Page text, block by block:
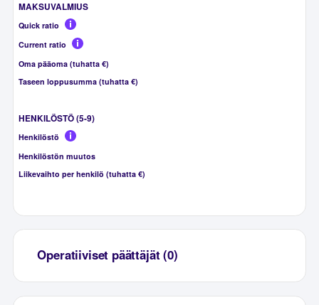
MAKSUVALMIUS
Quick ratio
Current ratio
Oma pääoma (tuhatta €)
Taseen loppusumma (tuhatta €)
HENKILÖSTÖ (5-9)
Henkilöstö
Henkilöstön muutos
Liikevaihto per henkilö (tuhatta €)
Operatiiviset päättäjät (0)